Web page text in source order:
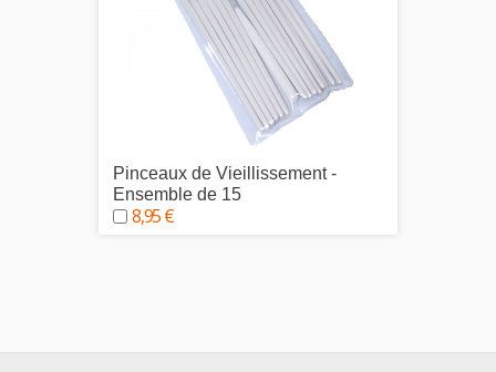
Pinceaux de Vieillissement -
Ensemble de 15
8,95 €